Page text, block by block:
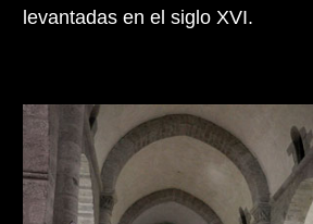
levantadas en el siglo XVI.